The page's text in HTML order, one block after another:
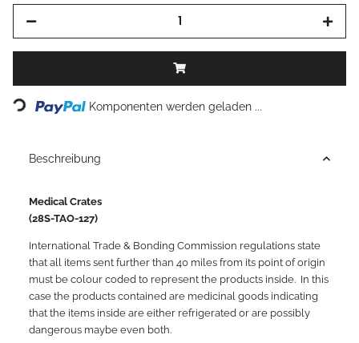
Loading... Komponenten werden geladen ...
Beschreibung
Medical Crates
(28S-TAO-127)
International Trade & Bonding Commission regulations state
that all items sent further than 40 miles from its point of origin
must be colour coded to represent the products inside. In this
case the products contained are medicinal goods indicating
that the items inside are either refrigerated or are possibly
dangerous maybe even both.